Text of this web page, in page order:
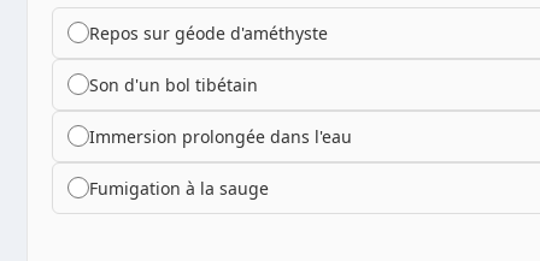
Repos sur géode d'améthyste
Son d'un bol tibétain
Immersion prolongée dans l'eau
Fumigation à la sauge